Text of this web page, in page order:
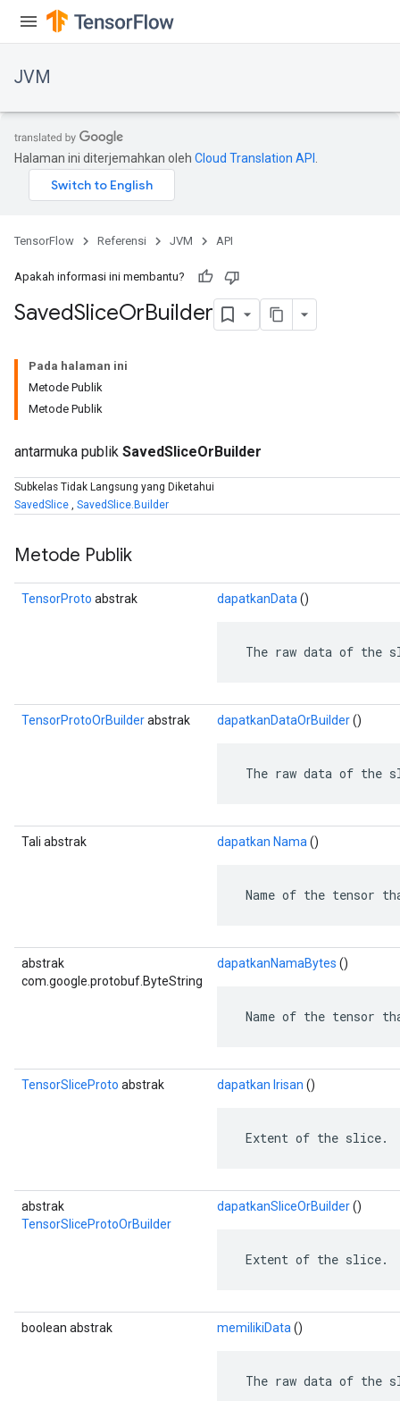
JVM
Halaman ini diterjemahkan oleh Cloud Translation API
TensorFlow Referensi JVM API
Apakah informasi ini membantu?
SavedSliceOrBuilder
Pada halaman ini
Metode Publik
Metode Publik
antarmuka publik SavedSliceOrBuilder
Subkelas Tidak Langsung yang Diketahui
SavedSlice , SavedSlice.Builder
Metode Publik
TensorProto abstrak dapatkanData ()
The raw data of the
TensorProtoOrBuilderabstrak dapatkanDataOrBuilder()
The raw data of the
Tali abstrak dapatkan Nama ()
Name of the tensor
abstrak
com.google.protobuf.ByteString
dapatkanNamaBytes ()
Name of the tensor
TensorSliceProto abstrak dapatkan Irisan ()
Extent of the slice.
abstrak
TensorSliceProtoOrBuilder
dapatkanSliceOrBuilder()
Extent of the slice.
boolean abstrak memilikiData ()
The raw data of the